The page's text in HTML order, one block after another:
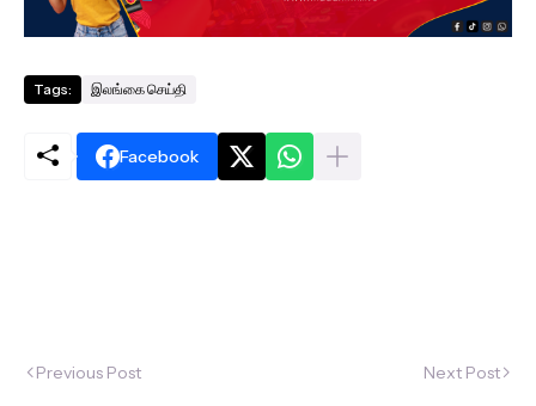
Tags: இலங்கை செய்தி
Facebook
Previous Post Next Post